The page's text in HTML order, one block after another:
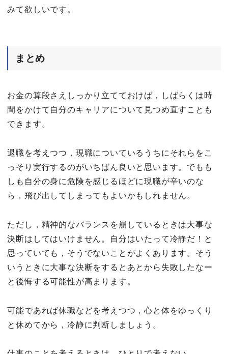
みて欲しいです。
まとめ
お金の算段さえしっかり立てておけば，しばらくは時
間をかけて自分のキャリアについて見つめ直すことも
できます。
退職を考えつつ，現職についているうちにそれらをこ
っそり実行するのがいちばん良いと思います。でもも
しも自分の身に危険を感じるほどに現職が辛いのな
ら，飛び出してしまってもよいかもしれません。
ただし，精神的なバランスを崩しているときは大事な
決断はしてはいけません。自分はいたって冷静だ！と
思っていても，そうでないことがよくあります。そう
いうときに大事な決断をするとあとから失敗したなー
と後悔する可能性が高まります。
可能であれば休職などを考えつつ，心と体をゆっくり
と休めてから，冷静に判断しましょう。